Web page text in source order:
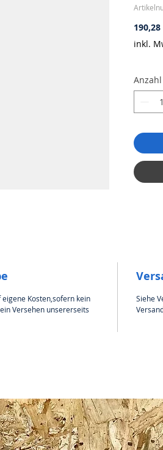
190,28
inkl.
Anzahl
eigene Kosten,sofern kein
Versehen unsererseits
Siehe